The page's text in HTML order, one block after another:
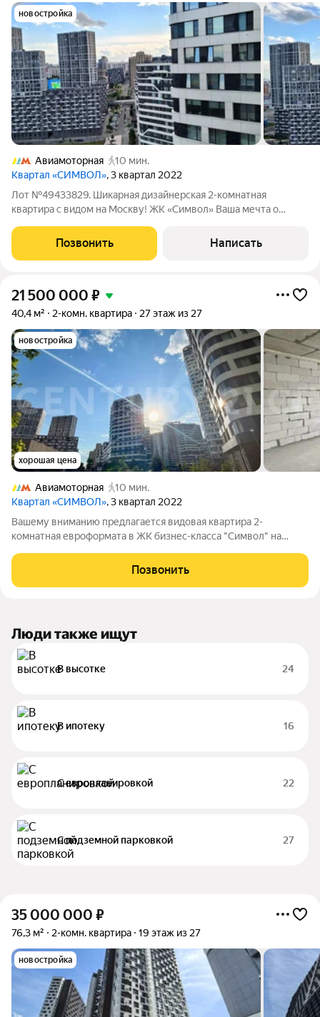
новостройка
Авиамоторная
10 мин.
Квартал «СИМВОЛ», 3 квартал 2022
Лот №49433829. Шикарная дизайнерская 2-комнатная
квартира с видом на Москву! ЖК «Символ» Ваша мечта о
полностью готовая к проживанию 2-комнатная квартира с
авторским дизайнерским ремонтом. Это
Позвонить Написать
21 500 000 ₽
40,4 м² 2-комн. квартира 27 этаж из 27
новостройка
хорошая цена
Авиамоторная
10 мин.
Квартал «СИМВОЛ», 3 квартал 2022
Вашему вниманию предлагается видовая квартира 2-
комнатная евроформата в ЖК бизнес-класса "Символ" на
большую кухню-гостиную, совмещенный санузел. Окна
выходят на парк Зеленая река и панораму
Позвонить
Люди также ищут
В высотке 24
В ипотеку 16
С европланировкой 22
С подземной парковкой 27
35 000 000 ₽
76,3 м² 2-комн. квартира 19 этаж из 27
новостройка